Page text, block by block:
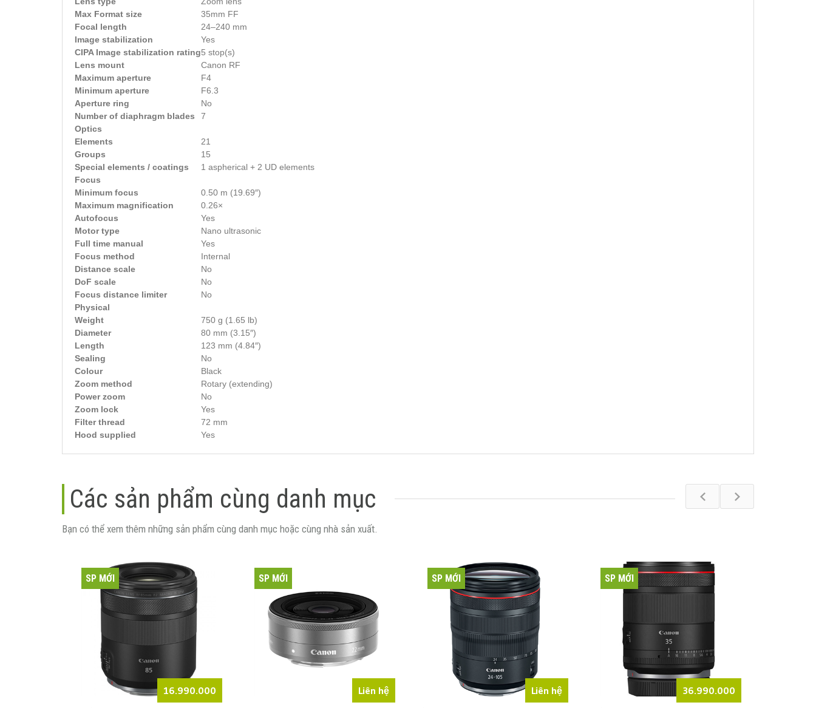
Max Format size
35mm FF
Focal length
24–240 mm
Image stabilization
Yes
CIPA Image stabilization rating5 stop(s)
Lens mount
Canon RF
Maximum aperture
F4
Minimum aperture
F6.3
Aperture ring
No
Number of diaphragm blades
7
Optics
Elements
21
Groups
15
Special elements / coatings
1 aspherical + 2 UD elements
Focus
Minimum focus
0.50 m (19.69″)
Maximum magnification
0.26×
Autofocus
Yes
Motor type
Nano ultrasonic
Full time manual
Yes
Focus method
Internal
Distance scale
No
DoF scale
No
Focus distance limiter
No
Physical
Weight
750 g (1.65 lb)
Diameter
80 mm (3.15″)
Length
123 mm (4.84″)
Sealing
No
Colour
Black
Zoom method
Rotary (extending)
Power zoom
No
Zoom lock
Yes
Filter thread
72 mm
Hood supplied
Yes
Các sản phẩm cùng danh mục
Bạn có thể xem thêm những sản phẩm cùng danh mục hoặc cùng nhà sản xuất.
16.990.000
SP MỚI
Liên hệ
SP MỚI
Liên hệ
SP MỚI
36.990.000
SP MỚI